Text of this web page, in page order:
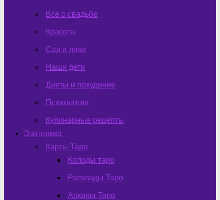
Все о свадьбе
Красота
Сад и дача
Наши дети
Диеты и похудение
Психология
Кулинарные рецепты
Эзотерика
Карты Таро
Колоды таро
Расклады Таро
Арканы Таро